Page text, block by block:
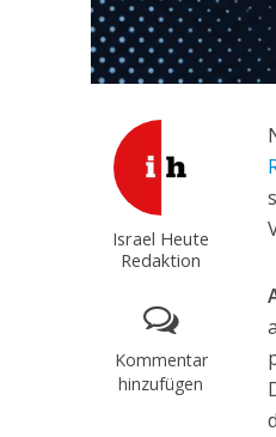
Israel Heute
Redaktion
Kommentar
hinzufügen